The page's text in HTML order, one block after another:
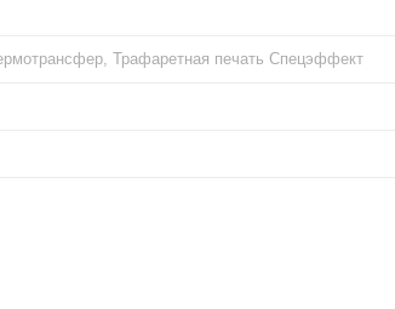
Трафаретная печать Спецэффект